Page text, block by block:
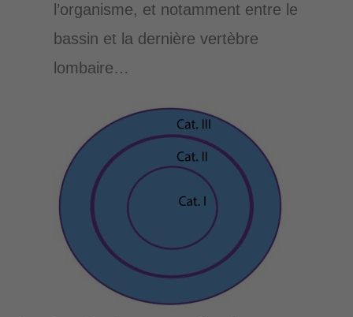
l’organisme, et notamment entre le
bassin et la dernière vertèbre
lombaire…